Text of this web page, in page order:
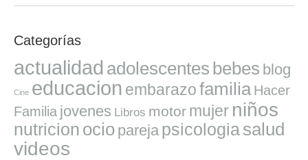
Categorías
actualidad adolescentes bebes blog
Cine educacion embarazofamilia Hacer
Familia jovenes Libros motor mujer niños
nutricion ocio pareja psicologiasalud
videos